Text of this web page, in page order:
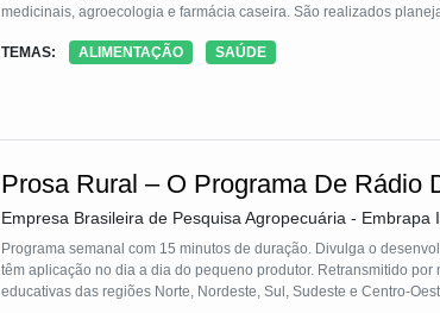
medicinais, agroecologia e farmácia caseira. São realizados
desenvolvidos ao longo do ano, retornando com avaliação e
TEMAS: ALIMENTAÇÃO SAÚDE
Prosa Rural – O Programa De Rádio
Empresa Brasileira de Pesquisa Agropecuária - Embrapa
Programa semanal com 15 minutos de duração. Divulga o
têm aplicação no dia a dia do pequeno produtor. Retransmitido
educativas das regiões Norte, Nordeste, Sul, Sudeste e Centro-